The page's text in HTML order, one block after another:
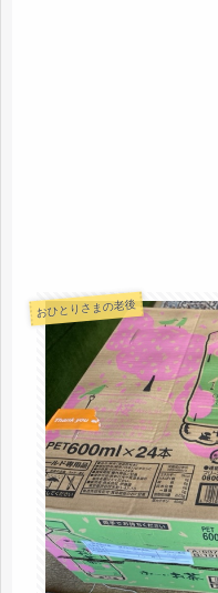
おひとりさまの老後